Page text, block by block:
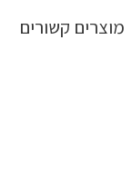
מוצרים קשורים